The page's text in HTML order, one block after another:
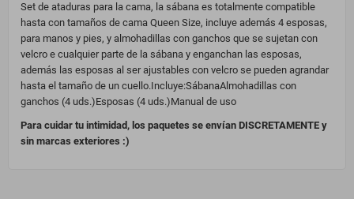
Set de ataduras para la cama, la sábana es totalmente compatible
hasta con tamaños de cama Queen Size, incluye además 4 esposas,
para manos y pies, y almohadillas con ganchos que se sujetan con
velcro e cualquier parte de la sábana y enganchan las esposas,
además las esposas al ser ajustables con velcro se pueden agrandar
hasta el tamaño de un cuello.Incluye:SábanaAlmohadillas con
ganchos (4 uds.)Esposas (4 uds.)Manual de uso
Para cuidar tu intimidad, los paquetes se envían DISCRETAMENTE y
sin marcas exteriores :)